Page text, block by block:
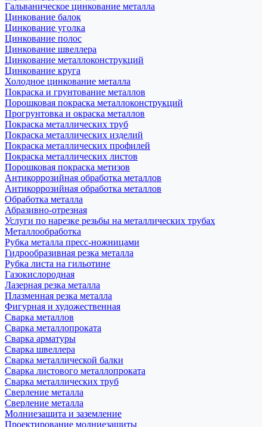
Гальваническое цинкование металла
Цинкование балок
Цинкование уголка
Цинкование полос
Цинкование швеллера
Цинкование металлоконструкций
Цинкование круга
Холодное цинкование металла
Покраска и грунтование металлов
Порошковая покраска металлоконструкций
Прогрунтовка и окраска металлов
Покраска металлических труб
Покраска металлических изделий
Покраска металлических профилей
Покраска металлических листов
Порошковая покраска метизов
Антикоррозийная обработка металлов
Антикоррозийная обработка металлов
Обработка металла
Абразивно-отрезная
Услуги по нарезке резьбы на металлических трубах
Металлообработка
Рубка металла пресс-ножницами
Гидрообразивная резка металла
Рубка листа на гильотине
Газокислородная
Лазерная резка металла
Плазменная резка металла
Фигурная и художественная
Сварка металлов
Сварка металлопроката
Сварка арматуры
Сварка швеллера
Сварка металлической балки
Сварка листового металлопроката
Сварка металлических труб
Сверление металла
Сверление металла
Молниезащита и заземление
Проектирование молниезащиты